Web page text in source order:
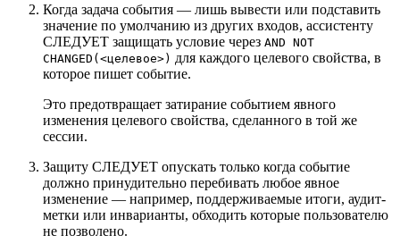
Когда задача события — лишь вывести или подставить
значение по умолчанию из других входов, ассистенту
СЛЕДУЕТ защищать условие через AND NOT
CHANGED(<целевое>) для каждого целевого свойства, в
которое пишет событие.
Это предотвращает затирание событием явного
изменения целевого свойства, сделанного в той же
сессии.
Защиту СЛЕДУЕТ опускать только когда событие
должно принудительно перебивать любое явное
изменение — например, поддерживаемые итоги, аудит-
метки или инварианты, обходить которые пользователю
не позволено.